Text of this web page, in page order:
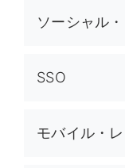
ソーシャル
SSO
モバイル・